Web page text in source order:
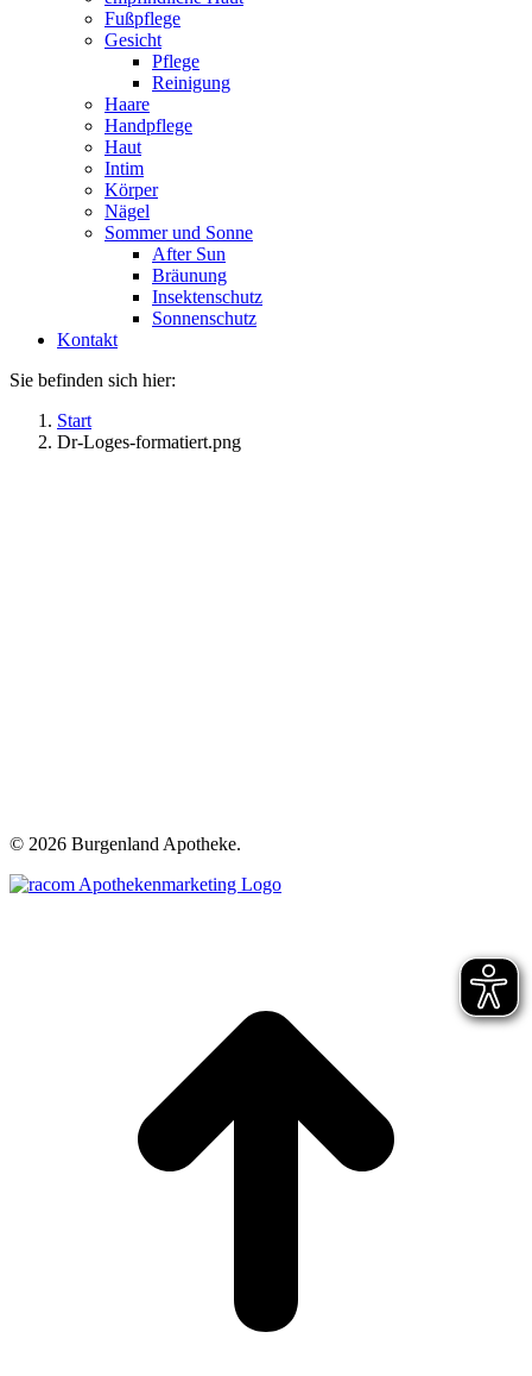
Fußpflege
Gesicht
Pflege
Reinigung
Haare
Handpflege
Haut
Intim
Körper
Nägel
Sommer und Sonne
After Sun
Bräunung
Insektenschutz
Sonnenschutz
Kontakt
Sie befinden sich hier:
Start
Dr-Loges-formatiert.png
© 2026 Burgenland Apotheke.